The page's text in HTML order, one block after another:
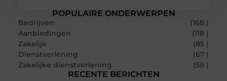
POPULAIRE ONDERWERPEN
Bedrijven
(168 )
Aanbiedingen
(118 )
Zakelijk
(85 )
Dienstverlening
(67 )
Zakelijke dienstverlening
(59 )
RECENTE BERICHTEN